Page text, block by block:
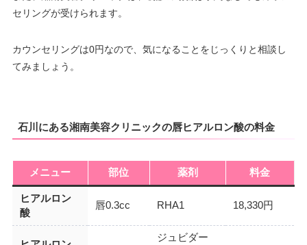
セリングが受けられます。
カウンセリングは0円なので、気になることをじっくりと相談し
てみましょう。
石川にある湘南美容クリニックの唇ヒアルロン酸の料金
メニュー 部位 薬剤 料金
ヒアルロン
酸
唇0.3cc RHA1 18,330円
ジュビダー